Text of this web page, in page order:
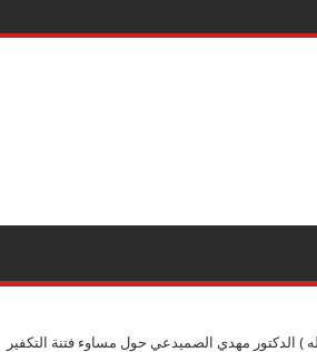
) الدكتور مهدي الصميدعي حول مساوء فتنة التكفير